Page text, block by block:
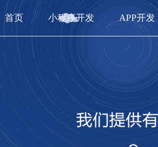
首页 小程序开发 APP开发